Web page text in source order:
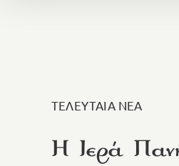
ΤΕΛΕΥΤΑΙΑ ΝΕΑ
Η Ιερά